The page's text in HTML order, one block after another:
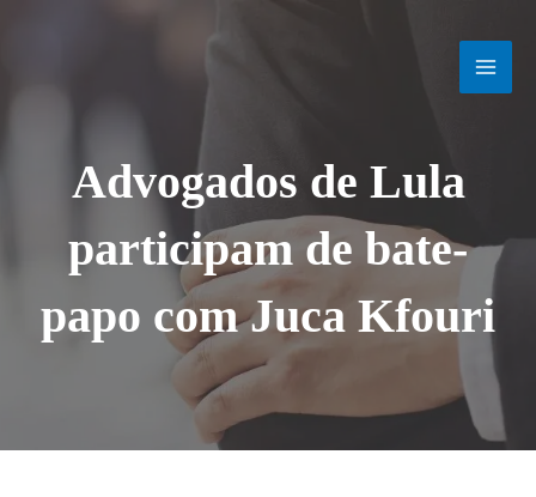
Advogados de Lula
participam de bate-
papo com Juca Kfouri